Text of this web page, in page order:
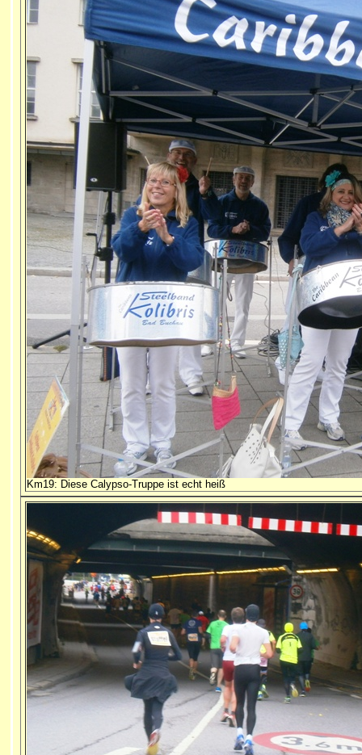
Km19: Diese Calypso-Truppe ist echt heiß